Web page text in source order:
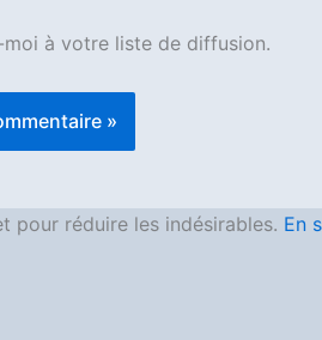
moi à votre liste de diffusion.
pour réduire les indésirables. En